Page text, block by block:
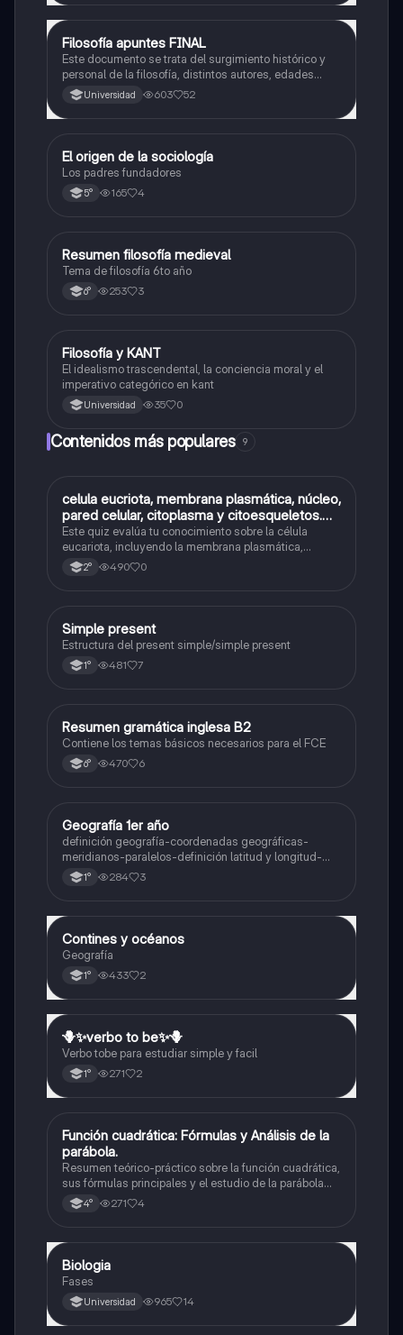
Filosofía
Filosofía apuntes FINAL
Este documento se trata del surgimiento histórico y
personal de la filosofía, distintos autores, edades
filosóficas, etc.
Universidad 603 52
Filosofía
El origen de la sociología
Los padres fundadores
5° 165 4
Filosofía
Resumen filosofía medieval
Tema de filosofía 6to año
6° 253 3
Filosofía
Filosofía y KANT
El idealismo trascendental, la conciencia moral y el
imperativo categórico en kant
Universidad 35 0
Contenidos más populares 9
CBiología
celula eucriota, membrana plasmática, núcleo,
pared celular, citoplasma y citoesqueletos.
nombre se las partes de la celula eucariota
Este quiz evalúa tu conocimiento sobre la célula
eucariota, incluyendo la membrana plasmática,
núcleo, pared celular, citoplasma y citoesqueleto.
2° 490 0
Inglés
Simple present
Estructura del present simple/simple present
1° 481 7
Inglés
Resumen gramática inglesa B2
Contiene los temas básicos necesarios para el FCE
6° 470 6
Geografía
Geografía 1er año
definición geografía-coordenadas geográficas-
meridianos-paralelos-definición latitud y longitud-
elementos del mapa-definición mapa-localización
relativa y absoluta
1° 284 3
Geografía
Contines y océanos
Geografía
1° 433 2
Inglés
🪻✨️verbo to be✨️🪻
Verbo tobe para estudiar simple y facil
1° 271 2
Matemáticas
Función cuadrática: Fórmulas y Análisis de la
parábola.
Resumen teórico-práctico sobre la función cuadrática,
sus fórmulas principales y el estudio de la parábola
como representación gráfica.Incluye desarrollo de la
forma general, cálculo de raíces, vértice y elementos
4° 271 4
Biología
Biologia
Fases
Universidad 965 14